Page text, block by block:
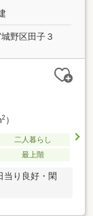
野区田子３
2）
二人暮らし
最上階
当り良好・閑